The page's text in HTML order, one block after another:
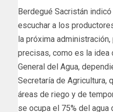
Berdegué Sacristán
escuchar a los
la próxima
precisas, como es la idea
General del Agua,
Secretaría de Agricultura,
áreas de riego y de
se ocupa el 75% del agua